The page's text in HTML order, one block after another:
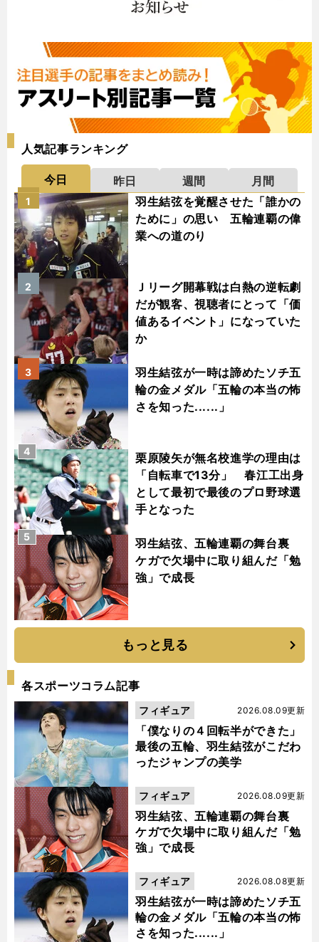
人気記事ランキング
今日 昨日 週間
月間
羽生結弦を覚醒させた「誰かの
ために」の思い 五輪連覇の偉
業への道のり
1
Ｊリーグ開幕戦は白熱の逆転劇
だが観客、視聴者にとって「価
値あるイベント」になっていた
か
2
羽生結弦が一時は諦めたソチ五
輪の金メダル「五輪の本当の怖
さを知った......」
3
栗原陵矢が無名校進学の理由は
「自転車で13分」 春江工出身
として最初で最後のプロ野球選
手となった
4
羽生結弦、五輪連覇の舞台裏
ケガで欠場中に取り組んだ「勉
強」で成長
5
もっと見る
各スポーツコラム記事
「僕なりの４回転半ができた」
最後の五輪、羽生結弦がこだわ
ったジャンプの美学
2026.08.09更新
フィギュア
羽生結弦、五輪連覇の舞台裏
ケガで欠場中に取り組んだ「勉
強」で成長
2026.08.09更新
フィギュア
羽生結弦が一時は諦めたソチ五
輪の金メダル「五輪の本当の怖
さを知った......」
2026.08.08更新
フィギュア